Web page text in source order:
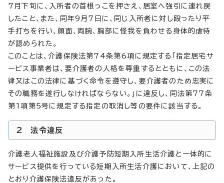
7月下旬に、入所者の首根っこを押さえ、居室へ強引に連れ戻
したこと、また、同年9月7日に、同じ入所者に対し殴ったり平
手打ちを行い、顔面、両腕、胸部に怪我を負わせる身体的虐待
が認められた。
このことは、介護保険法第74条第6項に規定する「指定居宅サ
ービス事業者は、要介護者の人格を尊重するとともに、この法
律又はこの法律に基づく命令を遵守し、要介護者のため忠実に
その職務を遂行しなければならない。」に違反し、同法第77条
第1項第5号に規定する指定の取消し等の要件に該当する。
2 法令違反
介護老人福祉施設及び介護予防短期入所生活介護と一体的に
サービス提供を行っている短期入所生活介護において、上記の
とおり介護保険法違反があった。